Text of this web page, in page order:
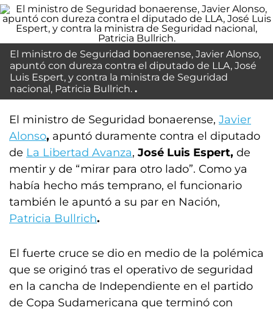
El ministro de Seguridad bonaerense, Javier Alonso,
apuntó con dureza contra el diputado de LLA, José
Luis Espert, y contra la ministra de Seguridad
nacional, Patricia Bullrich.
El ministro de Seguridad bonaerense, Javier
Alonso, apuntó duramente contra el diputado
de La Libertad Avanza, José Luis Espert, de
mentir y de “mirar para otro lado”. Como ya
había hecho más temprano, el funcionario
también le apuntó a su par en Nación,
Patricia Bullrich.
El fuerte cruce se dio en medio de la polémica
que se originó tras el operativo de seguridad
en la cancha de Independiente en el partido
de Copa Sudamericana que terminó con